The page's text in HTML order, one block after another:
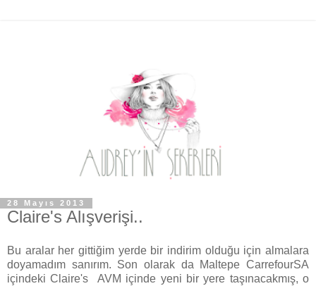
28 Mayıs 2013
Claire's Alışverişi..
Bu aralar her gittiğim yerde bir indirim olduğu için almalara
doyamadım sanırım. Son olarak da Maltepe CarrefourSA
içindeki Claire's AVM içinde yeni bir yere taşınacakmış, o